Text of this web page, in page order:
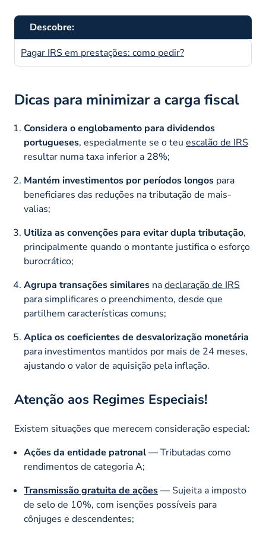
Descobre:
Pagar IRS em prestações: como pedir?
Dicas para minimizar a carga fiscal
Considera o englobamento para dividendos
portugueses, especialmente se o teu escalão de IRS
resultar numa taxa inferior a 28%;
Mantém investimentos por períodos longos para
beneficiares das reduções na tributação de mais-
valias;
Utiliza as convenções para evitar dupla tributação,
principalmente quando o montante justifica o esforço
burocrático;
Agrupa transações similares nadeclaração de IRS
para simplificares o preenchimento, desde que
partilhem características comuns;
Aplica os coeficientes de desvalorização monetária
para investimentos mantidos por mais de 24 meses,
ajustando o valor de aquisição pela inflação.
Atenção aos Regimes Especiais!
Existem situações que merecem consideração especial:
Ações da entidade patronal— Tributadas como
rendimentos de categoria A;
Transmissão gratuita de ações— Sujeita a imposto
de selo de 10%, com isenções possíveis para
cônjuges e descendentes;